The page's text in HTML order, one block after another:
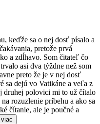
keďže sa o nej dosť písalo a
pretože prvá
a zdĺhavo. Som čitateľ čo
asi dva týždne než som
preto že je v nej dosť
sa dejú vo Vatikáne a veľa z
druhej polovici mi to už čítalo
rozuzlenie príbehu a ako sa
čítanie, ale je poučné a